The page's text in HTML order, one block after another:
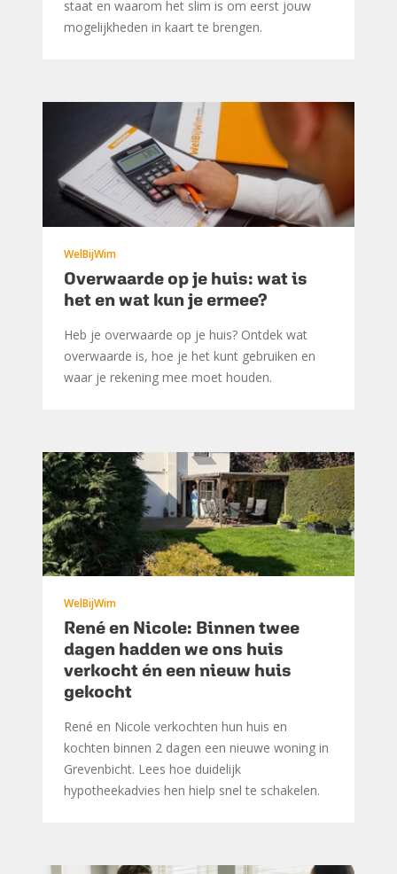
staat en waarom het slim is om eerst jouw
mogelijkheden in kaart te brengen.
WelBijWim
Overwaarde op je huis: wat is
het en wat kun je ermee?
Heb je overwaarde op je huis? Ontdek wat
overwaarde is, hoe je het kunt gebruiken en
waar je rekening mee moet houden.
WelBijWim
René en Nicole: Binnen twee
dagen hadden we ons huis
verkocht én een nieuw huis
gekocht
René en Nicole verkochten hun huis en
kochten binnen 2 dagen een nieuwe woning in
Grevenbicht. Lees hoe duidelijk
hypotheekadvies hen hielp snel te schakelen.